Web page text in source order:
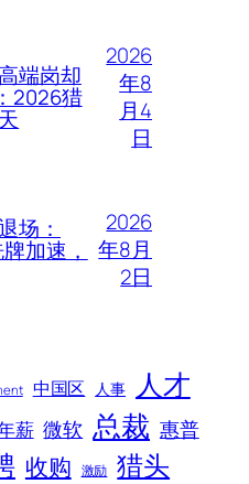
端岗却
2026猎
2026
年8
月4
日
场：
加速，
2026
年8月
2日
中国区 人事 人才
薪 微软 总裁 惠普
收购 激励 猎头